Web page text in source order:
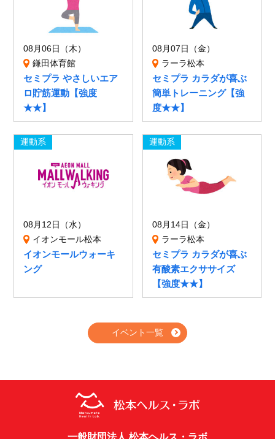
08月06日（木）
鎌田体育館
セミプラ やさしいエア
ロ貯筋運動【強度
★★】
08月07日（金）
ラーラ松本
セミプラ カラダが喜ぶ
簡単トレーニング【強
度★★】
運動系
08月12日（水）
イオンモール松本
イオンモールウォーキ
ング
運動系
08月14日（金）
ラーラ松本
セミプラ カラダが喜ぶ
有酸素エクササイズ
【強度★★】
イベント一覧
一般財団法人 松本ヘルス・ラボ